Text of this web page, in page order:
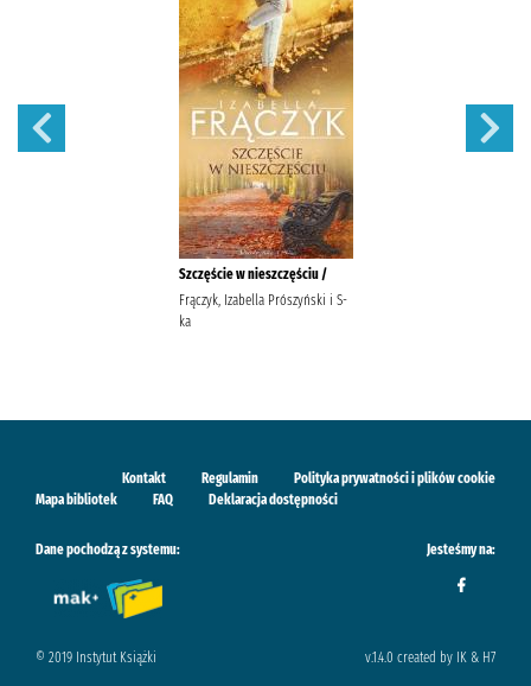
Szczęście w nieszczęściu /
Frączyk, Izabella Prószyński i S-
ka
Kontakt Regulamin
Polityka prywatności i plików cookie
Mapa bibliotek
FAQ Deklaracja dostępności
Dane pochodzą z systemu: Jesteśmy na:
© 2019 Instytut Książki v.1.4.0 created by IK & H7